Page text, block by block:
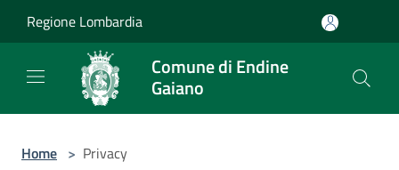
Regione Lombardia
Comune di Endine
Gaiano
Home > Privacy